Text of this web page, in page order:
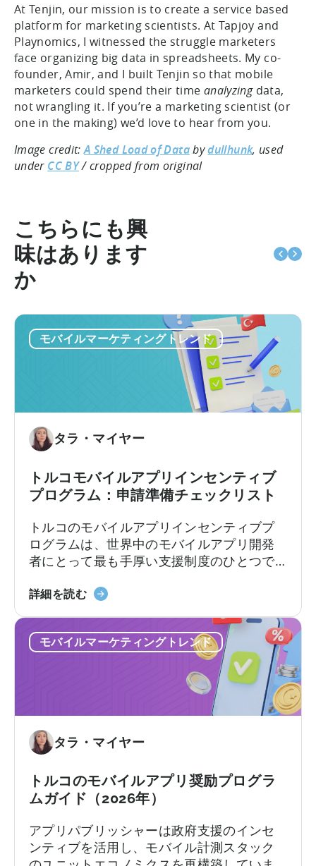
At Tenjin, our mission is to create a service based
platform for marketing scientists. At Tapjoy and
Playnomics, I witnessed the struggle marketers
face organizing big data in spreadsheets. My co-
founder, Amir, and I built Tenjin so that mobile
marketers could spend their time analyzingdata,
not wrangling it. If you’re a marketing scientist (or
one in the making) we’d love to hear from you.
Image credit:A Shed Load of Databydullhunk, used
under CC BY/ cropped from original
こちらにも興
味はあります
か
モバイルマーケティングトレンド
タラ・マイヤー
トルコモバイルアプリインセンティブ
プログラム：申請準備チェックリスト
トルコのモバイルアプリインセンティブプ
ログラムは、世界中のモバイルアプリ開発
者にとって最も手厚い支援制度のひとつで
し、対象となる広告費、プラットフォーム
の一部を払い戻します。支援率や上限額は
カテゴリーやプログラムトラックによって
異なります。[1][4][5][6] 適切な企業にとっ
て、これは国際展開において大きな差を生
む可能性があります。[1][5][7]
詳細を読む「Türkiye
イ
励
ロ
グ
ム」
に
モバイルマーケティングトレンド
タラ・マイヤー
トルコのモバイルアプリ奨励プログラ
ムガイド（2026年）
アプリパブリッシャーは政府支援のインセ
ンティブを活用し、モバイル計測スタック